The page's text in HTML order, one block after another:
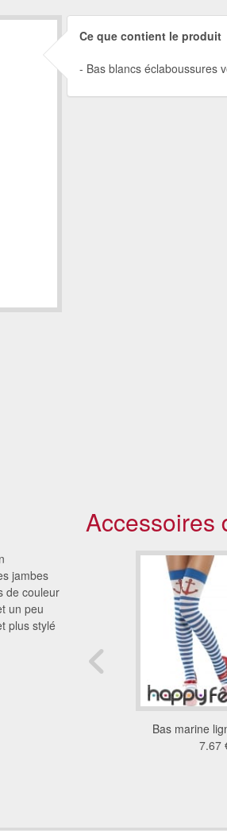
Ce que contient le produit
Bas blancs éclaboussures
jambes
de couleur
un peu
plus stylé
Accessoires
Bas marine
7.67